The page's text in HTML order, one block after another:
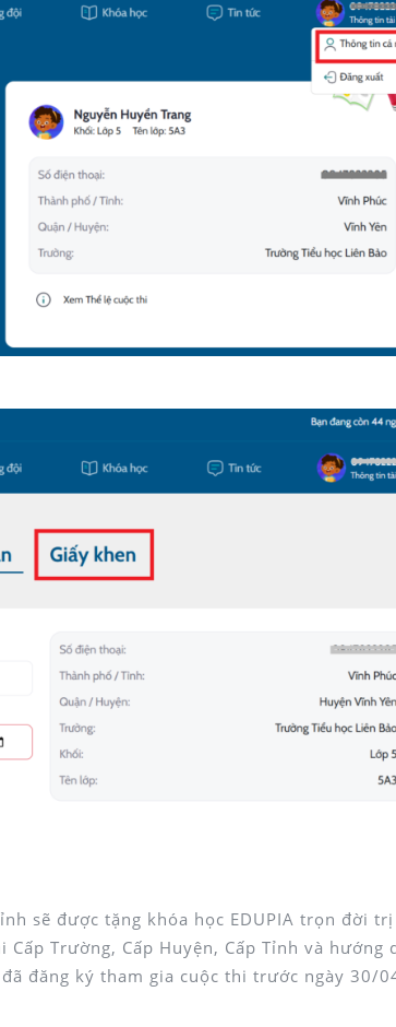
sẽ được tặng khóa học EDUPIA trọn đời
Trường, Cấp Huyện, Cấp Tỉnh và hướng
đăng ký tham gia cuộc thi trước ngày 30/